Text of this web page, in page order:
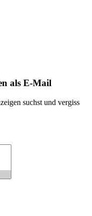
als E-Mail
suchst und vergiss